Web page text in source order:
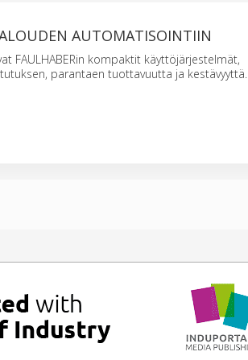
AUTOMATISOINTIIN
FAULHABERin kompaktit käyttöjärjestelmät,
parantaen tuottavuutta ja kestävyyttä.